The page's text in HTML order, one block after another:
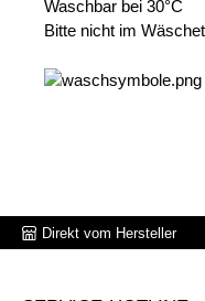
Waschbar bei 30°C
Bitte nicht im
Direkt vom Hersteller